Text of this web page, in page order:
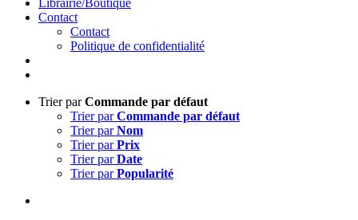
Librairie/Boutique
Contact
Contact
Politique de confidentialité
Trier parCommande par défaut
Trier parCommande par défaut
Trier parNom
Trier parPrix
Trier parDate
Trier parPopularité